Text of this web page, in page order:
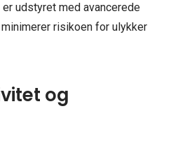
udstyret med avancerede
risikoen for ulykker
og